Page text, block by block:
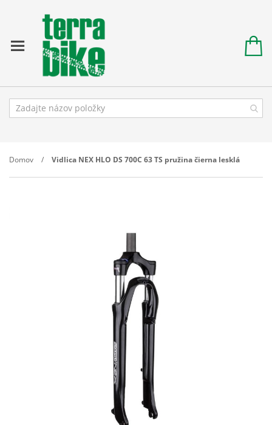
Domov Vidlica NEX HLO DS 700C 63 TS pružina čierna lesklá